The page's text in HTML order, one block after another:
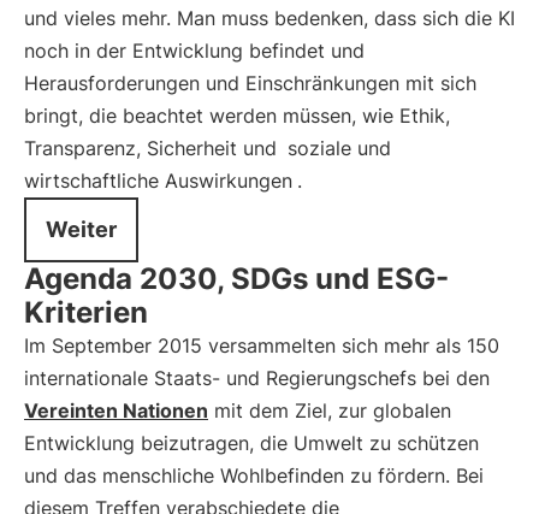
und vieles mehr. Man muss bedenken, dass sich die KI
noch in der Entwicklung befindet und
Herausforderungen und Einschränkungen mit sich
bringt, die beachtet werden müssen, wie Ethik,
Transparenz, Sicherheit und soziale und
wirtschaftliche Auswirkungen .
Weiter
Agenda 2030, SDGs und ESG-
Kriterien
Im September 2015 versammelten sich mehr als 150
internationale Staats- und Regierungschefs bei den
Vereinten Nationen mit dem Ziel, zur globalen
Entwicklung beizutragen, die Umwelt zu schützen
und das menschliche Wohlbefinden zu fördern. Bei
diesem Treffen verabschiedete die